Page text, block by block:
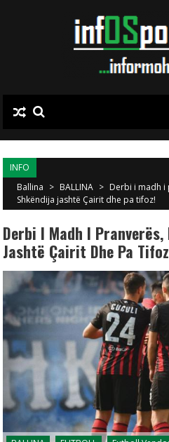
INFO
Ballina > BALLINA > Derbi i madh i
Shkëndija jashtë Çairit dhe pa tifoz!
Derbi I Madh I
Jashtë Çairit Dhe Pa